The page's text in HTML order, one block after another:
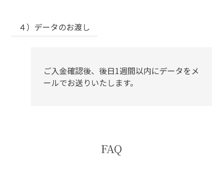
４）データのお渡し
ご入金確認後、後日1週間以内にデータをメ
ールでお送りいたします。
FAQ